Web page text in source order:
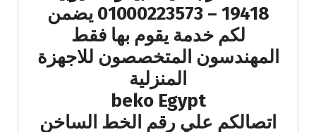
19418 – 01000223573 يضمن
لكم خدمة يقوم بها فقط
المهندسون المتخصصون للاجهزة
المنزلية
beko Egypt
اتصالكم علي رقم الخط الساخن